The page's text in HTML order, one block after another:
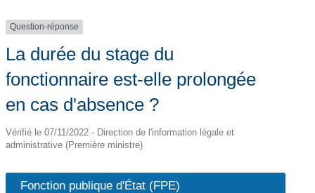
Question-réponse
La durée du stage du
fonctionnaire est-elle prolongée
en cas d'absence ?
Vérifié le 07/11/2022 - Direction de l'information légale et
administrative (Première ministre)
Fonction publique d'État (FPE)